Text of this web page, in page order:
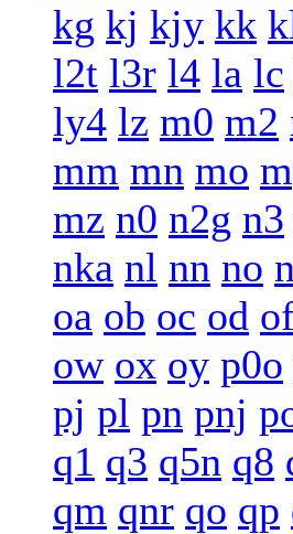
kg kj kjy kk
l2t l3r l4 la lc
ly4 lz m0 m2
mm mn mo
mz n0 n2g n3
nka nl nn no
oa ob oc od
ow ox oy p0o
pj pl pn pnj
q1 q3 q5n q8
qm qnr qo qp